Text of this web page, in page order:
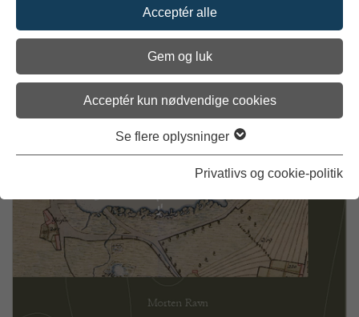
Acceptér alle
Gem og luk
Acceptér kun nødvendige cookies
Se flere oplysninger
Privatlivs og cookie-politik